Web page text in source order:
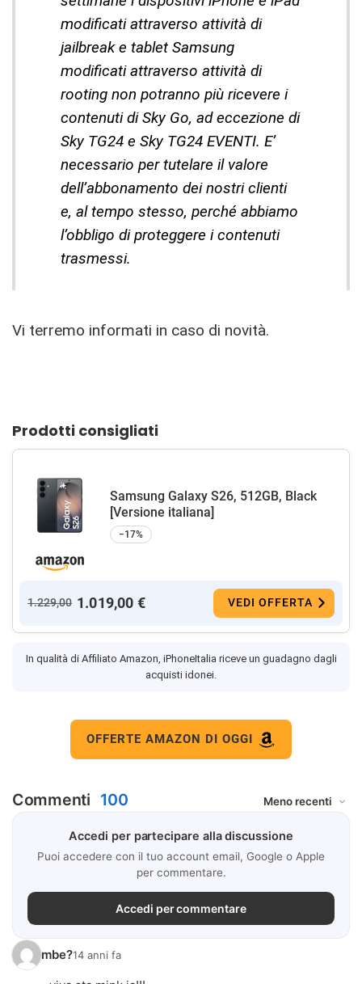
modificati attraverso attività di
jailbreak e tablet Samsung
modificati attraverso attività di
rooting non potranno più ricevere i
contenuti di Sky Go, ad eccezione di
Sky TG24 e Sky TG24 EVENTI. E’
necessario per tutelare il valore
dell’abbonamento dei nostri clienti
e, al tempo stesso, perché abbiamo
l’obbligo di proteggere i contenuti
trasmessi.
Vi terremo informati in caso di novità.
Prodotti consigliati
Samsung Galaxy S26, 512GB, Black
[Versione italiana]
−17%
1.229,00 1.019,00 € VEDI OFFERTA
In qualità di Affiliato Amazon, iPhoneItalia riceve un guadagno dagli
acquisti idonei.
OFFERTE AMAZON DI OGGI
Commenti 100
Accedi per partecipare alla discussione
Puoi accedere con il tuo account email, Google o Apple
per commentare.
Accedi per commentare
mbe?14 anni fa